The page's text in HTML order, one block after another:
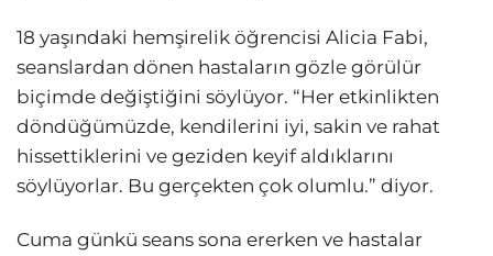
18 yaşındaki hemşirelik öğrencisi Alicia Fabi,
seanslardan dönen hastaların gözle görülür
biçimde değiştiğini söylüyor. “Her etkinlikten
döndüğümüzde, kendilerini iyi, sakin ve rahat
hissettiklerini ve geziden keyif aldıklarını
söylüyorlar. Bu gerçekten çok olumlu.” diyor.
Cuma günkü seans sona ererken ve hastalar